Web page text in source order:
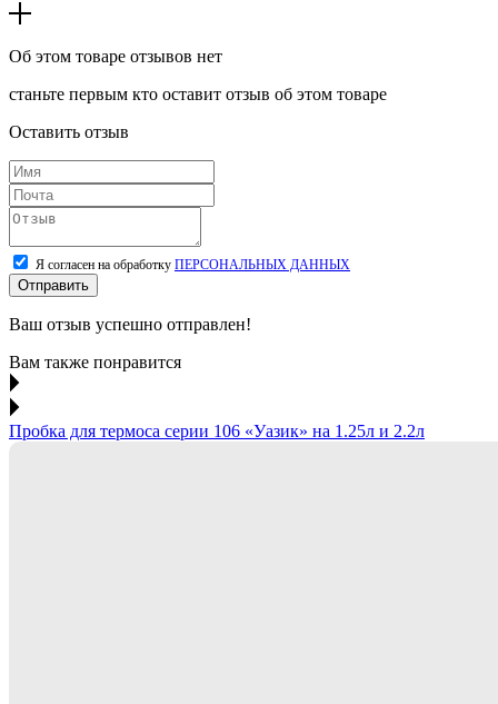
Об этом товаре отзывов нет
станьте первым кто оставит отзыв об этом товаре
Оставить отзыв
Я согласен на обработку ПЕРСОНАЛЬНЫХ ДАННЫХ
Отправить
Ваш отзыв успешно отправлен!
Вам также понравится
Пробка для термоса серии 106 «‎Уазик» на 1.25л и 2.2л